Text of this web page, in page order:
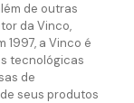
de outras
da Vinco,
1997, a Vinco é
tecnológicas
de
seus produtos